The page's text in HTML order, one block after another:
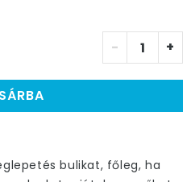
- +
bulikat, főleg, ha